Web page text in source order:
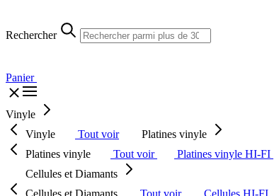
Rechercher
Panier
Vinyle
Vinyle
Tout voir
Platines vinyle
Platines vinyle
Tout voir Platines vinyle HI-FI
Cellules et Diamants
Cellules et Diamants
Tout voir Cellules HI-FI